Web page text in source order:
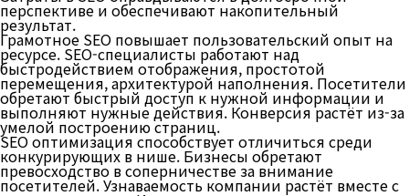
перспективе и обеспечивают накопительный
результат.
Грамотное SEO повышает пользовательский опыт на
ресурсе. SEO-специалисты работают над
быстродействием отображения, простотой
перемещения, архитектурой наполнения. Посетители
обретают быстрый доступ к нужной информации и
выполняют нужные действия. Конверсия растёт из-за
умелой построению страниц.
SEO оптимизация способствует отличиться среди
конкурирующих в нише. Бизнесы обретают
превосходство в соперничестве за внимание
посетителей. Узнаваемость компании растёт вместе с